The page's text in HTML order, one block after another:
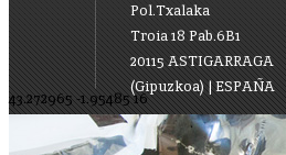
Pol.Txalaka
Troia 18 Pab.6B1
20115 ASTIGARRAGA
(Gipuzkoa) |ESPAÑA
43.272965-1.9548516